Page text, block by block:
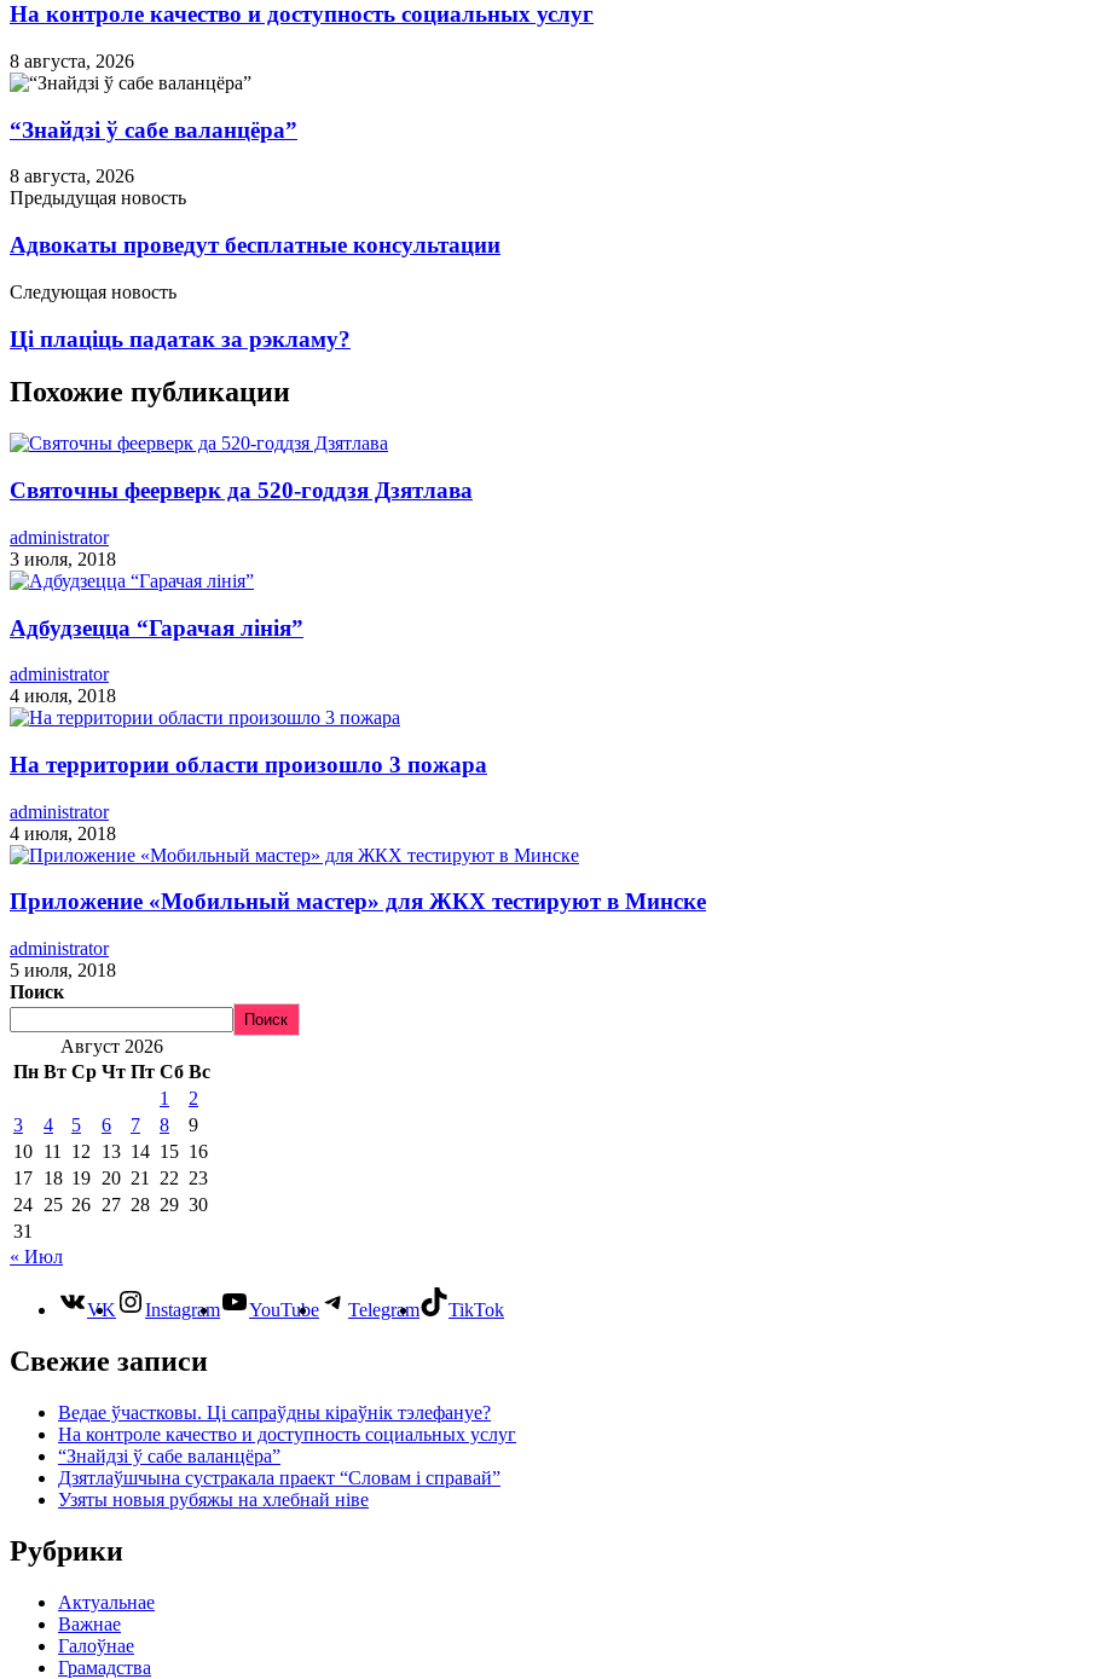
На контроле качество и доступность социальных услуг
8 августа, 2026
“Знайдзі ў сабе валанцёра”
8 августа, 2026
Предыдущая новость
Адвокаты проведут бесплатные консультации
Следующая новость
Ці плаціць падатак за рэкламу?
Похожие публикации
Святочны феерверк да 520-годдзя Дзятлава
administrator
3 июля, 2018
Адбудзецца “Гарачая лінія”
administrator
4 июля, 2018
На территории области произошло 3 пожара
administrator
4 июля, 2018
Приложение «Мобильный мастер» для ЖКХ тестируют в Минске
administrator
5 июля, 2018
Поиск
Поиск
Август 2026
Пн Вт Ср Чт Пт Сб Вс
1
2
3
4 5 6 7 8
9
10 11 12 13 14 15 16
17 18 19 20 21 22 23
24 25 26 27 28 29 30
31
« Июл
VK Instagram YouTube Telegram TikTok
Свежие записи
Ведае ўчастковы. Ці сапраўдны кіраўнік тэлефануе?
На контроле качество и доступность социальных услуг
“Знайдзі ў сабе валанцёра”
Дзятлаўшчына сустракала праект “Словам і справай”
Узяты новыя рубяжы на хлебнай ніве
Рубрики
Актуальнае
Важнае
Галоўнае
Грамадства